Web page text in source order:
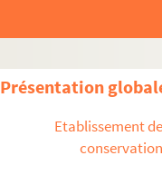
Présentation
Etablissement de
conservation
4-AFF-
4-AFF-
4-AFF-002477-